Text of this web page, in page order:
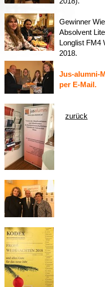
Gewinner
Absolvent
Longlist FM4
2018.
Jus-alumni-
per E-Mail.
zurück